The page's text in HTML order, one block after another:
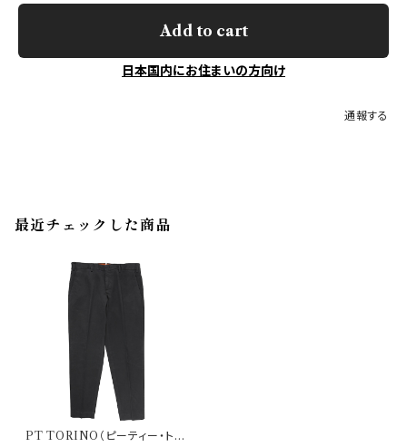
Add to cart
日本国内にお住まいの方向け
通報する
最近チェックした商品
PT TORINO（ピーティー・トリ